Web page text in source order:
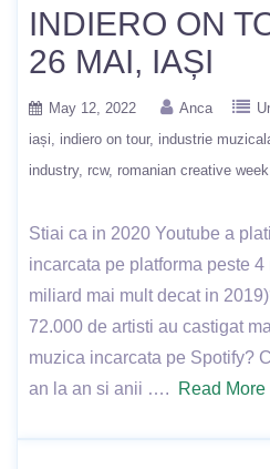
INDIERO ON
26 MAI, IAȘI
May 12, 2022 Anca
iași
indiero on tour industrie
industry rcw romanian creative week
Stiai ca in 2020 Youtube a
incarcata pe platforma peste
miliard mai mult decat in
72.000 de artisti au castigat
muzica incarcata pe Spotify?
an la an si anii ….
Read More